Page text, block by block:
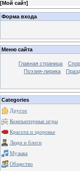
[Мой сайт]
Форма входа
Меню сайта
Главная страница
Поэзия-лирика
Categories
Другое
Компьютерные игры
Красота и здоровье
Люди и блоги
Музыка
Общество